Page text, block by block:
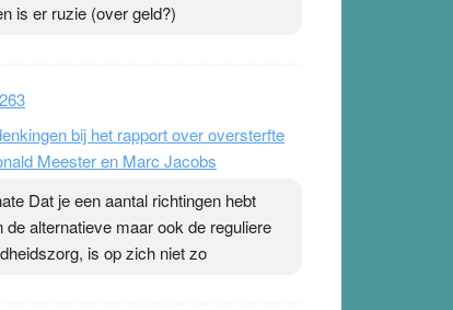
is er ruzie (over geld?)
bij het rapport over oversterfte
Meester en Marc Jacobs
Dat je een aantal richtingen hebt
de alternatieve maar ook de reguliere
is op zich niet zo